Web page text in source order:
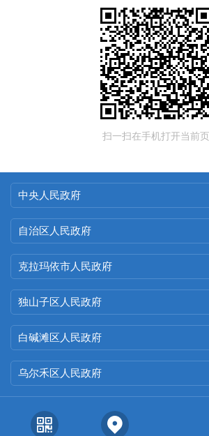
扫一扫在手机打开当前页
中央人民政府
自治区人民政府
克拉玛依市人民政府
独山子区人民政府
白碱滩区人民政府
乌尔禾区人民政府